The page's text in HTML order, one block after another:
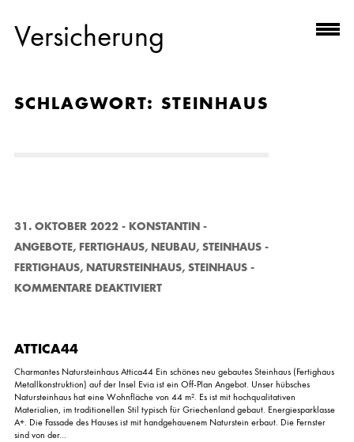
Versicherung
SCHLAGWORT: STEINHAUS
31. OKTOBER 2022 - KONSTANTIN -
ANGEBOTE, FERTIGHAUS, NEUBAU, STEINHAUS -
FERTIGHAUS, NATURSTEINHAUS, STEINHAUS -
KOMMENTARE DEAKTIVIERTF
C
A
4
4
ATTICA44
Charmantes Natursteinhaus Attica44 Ein schönes neu gebautes Steinhaus (Fertighaus
Metallkonstruktion) auf der Insel Evia ist ein Off-Plan Angebot. Unser hübsches
Natursteinhaus hat eine Wohnfläche von 44 m². Es ist mit hochqualitativen
Materialien, im traditionellen Stil typisch für Griechenland gebaut. Energiesparklasse
A+. Die Fassade des Hauses ist mit handgehauenem Naturstein erbaut. Die Fernster
sind von der...